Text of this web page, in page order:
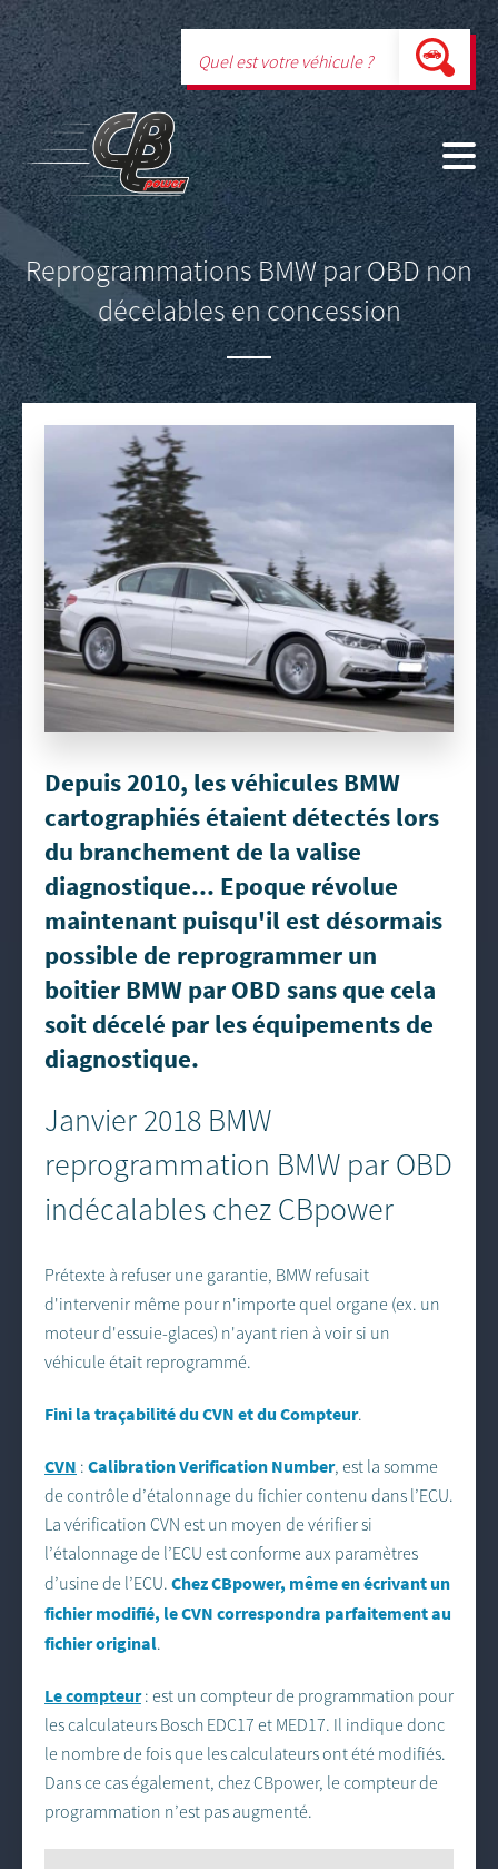
Reprogrammations BMW par OBD non
décelables en concession
Depuis 2010, les véhicules BMW
cartographiés étaient détectés lors
du branchement de la valise
diagnostique... Epoque révolue
maintenant puisqu'il est désormais
possible de reprogrammer un
boitier BMW par OBD sans que cela
soit décelé par les équipements de
diagnostique.
Janvier 2018 BMW
reprogrammation BMW par OBD
indécalables chez CBpower
Prétexte à refuser une garantie, BMW refusait
d'intervenir même pour n'importe quel organe (ex. un
moteur d'essuie-glaces) n'ayant rien à voir si un
véhicule était reprogrammé.
Fini la traçabilité du CVN et du Compteur.
CVN : Calibration Verification Number, est la somme
de contrôle d’étalonnage du fichier contenu dans l’ECU.
La vérification CVN est un moyen de vérifier si
l’étalonnage de l’ECU est conforme aux paramètres
d’usine de l’ECU. Chez CBpower, même en écrivant un
fichier modifié, le CVN correspondra parfaitement au
fichier original.
Le compteur: est un compteur de programmation pour
les calculateurs Bosch EDC17 et MED17. Il indique donc
le nombre de fois que les calculateurs ont été modifiés.
Dans ce cas également, chez CBpower, le compteur de
programmation n’est pas augmenté.